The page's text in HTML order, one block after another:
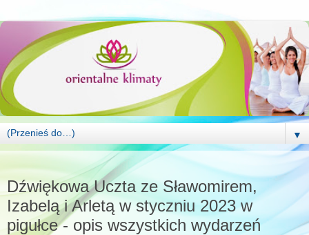
▼
CZWARTEK, 3 LISTOPADA 2022
Dźwiękowa Uczta ze Sławomirem,
Izabelą i Arletą w styczniu 2023 w
pigułce - opis wszystkich wydarzeń